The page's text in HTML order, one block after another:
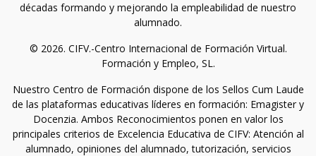
décadas formando y mejorando la empleabilidad de nuestro
alumnado.
© 2026. CIFV.-Centro Internacional de Formación Virtual.
Formación y Empleo, SL.
Nuestro Centro de Formación dispone de los Sellos Cum Laude
de las plataformas educativas líderes en formación: Emagister y
Docenzia. Ambos Reconocimientos ponen en valor los
principales criterios de Excelencia Educativa de CIFV: Atención al
alumnado, opiniones del alumnado, tutorización, servicios